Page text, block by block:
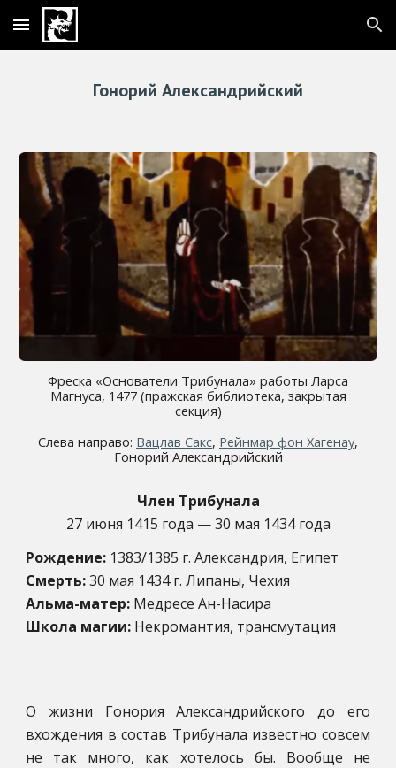
Skip to main content Skip to navigation
Гонорий Александрийский
Фреска «Основатели Трибунала» работы Ларса
Магнуса, 1477 (пражская библиотека, закрытая
секция)
Слева направо: Вацлав Сакс, Рейнмар фон Хагенау,
Гонорий Александрийский
Член Трибунала
27 июня 1415 года — 30 мая 1434 года
Рождение: 1383/1385 г. Александрия, Египет
Смерть:30 мая 1434 г. Липаны, Чехия
Альма-матер: Медресе Ан-Насира
Школа магии: Некромантия, трансмутация
О жизни Гонория Александрийского до его
вхождения в состав Трибунала известно совсем
не так много, как хотелось бы. Вообще не